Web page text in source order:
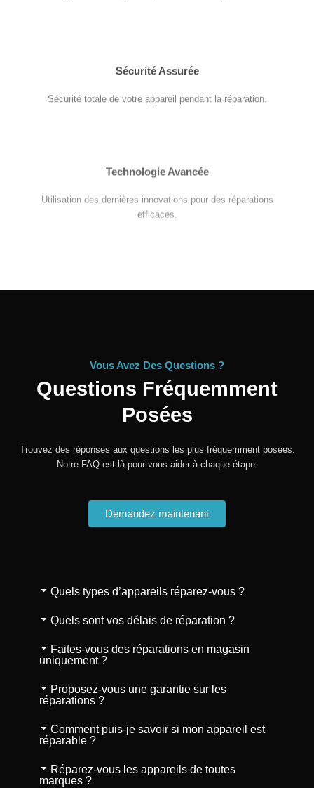
Sécurité Assurée
Sécurité totale de votre appareil pendant la réparation.
efficaces.
Vous Avez Des Questions ?
Questions Fréquemment
Posées
Trouvez des réponses aux questions les plus fréquemment posées.
Notre FAQ est là pour vous aider à chaque étape.
Demandez maintenant
Quels types d’appareils réparez-vous ?
Quels sont vos délais de réparation ?
Faites-vous des réparations en magasin
uniquement ?
Proposez-vous une garantie sur les
réparations ?
Comment puis-je savoir si mon appareil est
réparable ?
Réparez-vous les appareils de toutes
marques ?